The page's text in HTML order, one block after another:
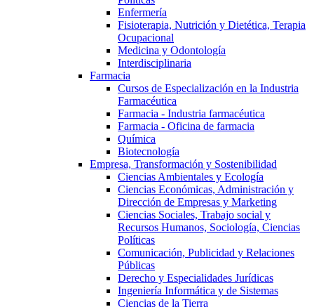
Enfermería
Fisioterapia, Nutrición y Dietética, Terapia
Ocupacional
Medicina y Odontología
Interdisciplinaria
Farmacia
Cursos de Especialización en la Industria
Farmacéutica
Farmacia - Industria farmacéutica
Farmacia - Oficina de farmacia
Química
Biotecnología
Empresa, Transformación y Sostenibilidad
Ciencias Ambientales y Ecología
Ciencias Económicas, Administración y
Dirección de Empresas y Marketing
Ciencias Sociales, Trabajo social y
Recursos Humanos, Sociología, Ciencias
Políticas
Comunicación, Publicidad y Relaciones
Públicas
Derecho y Especialidades Jurídicas
Ingeniería Informática y de Sistemas
Ciencias de la Tierra